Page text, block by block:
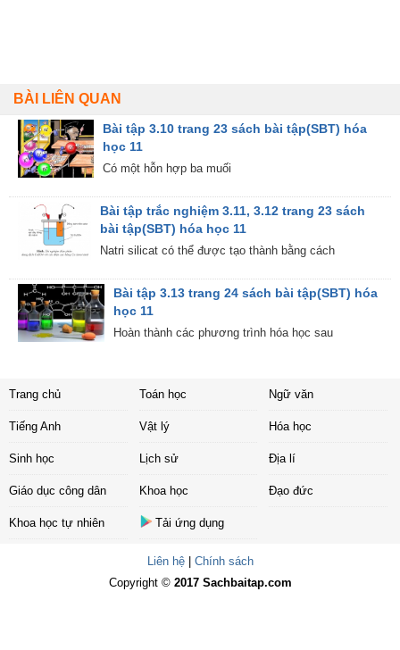
BÀI LIÊN QUAN
Bài tập 3.10 trang 23 sách bài tập(SBT) hóa
học 11
Có một hỗn hợp ba muối
Bài tập trắc nghiệm 3.11, 3.12 trang 23 sách
bài tập(SBT) hóa học 11
Natri silicat có thể được tạo thành bằng cách
Bài tập 3.13 trang 24 sách bài tập(SBT) hóa
học 11
Hoàn thành các phương trình hóa học sau
Trang chủ Toán học Ngữ văn
Tiếng Anh Vật lý Hóa học
Sinh học Lịch sử Địa lí
Giáo dục công dân Khoa học Đạo đức
Khoa học tự nhiên Tải ứng dụng
Liên hệ| Chính sách
Copyright © 2017 Sachbaitap.com